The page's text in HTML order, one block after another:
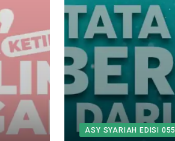
ASY SYARIAH EDISI 055